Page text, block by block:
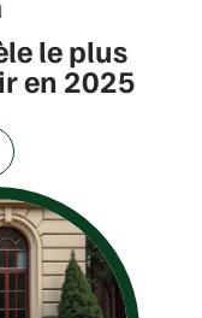
le plus
en 2025